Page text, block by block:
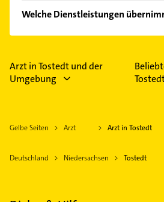
einfach nachBewertungensortiert
Bitte beachten Sie, dass diese an
Feiertagen abweichen können.
Welche Dienstleistungen
Folgende Leistungen werden
Blutzuckerbestimmung und
Arzt in Tostedt und der
Umgebung
Gelbe Seiten Arzt Arzt in Tostedt
Deutschland Niedersachsen Tostedt